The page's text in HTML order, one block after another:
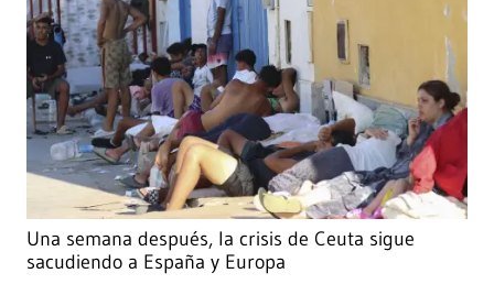
Una semana después, la crisis de Ceuta sigue
sacudiendo a España y Europa